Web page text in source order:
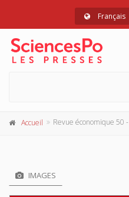
Français
Accueil Revue économique 50 - 3, mai 1999
IMAGES